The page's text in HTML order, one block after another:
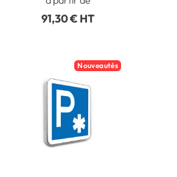
91,30 € HT
Nouveautés